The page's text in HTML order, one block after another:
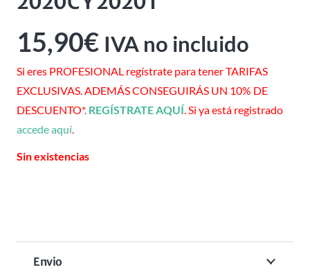
15,90€ IVA no incluido
Si eres PROFESIONAL regístrate para tener TARIFAS
EXCLUSIVAS. ADEMÁS CONSEGUIRÁS UN 10% DE
DESCUENTO*. REGÍSTRATE AQUÍ. Si ya está registrado
accede aquí.
Sin existencias
Envio